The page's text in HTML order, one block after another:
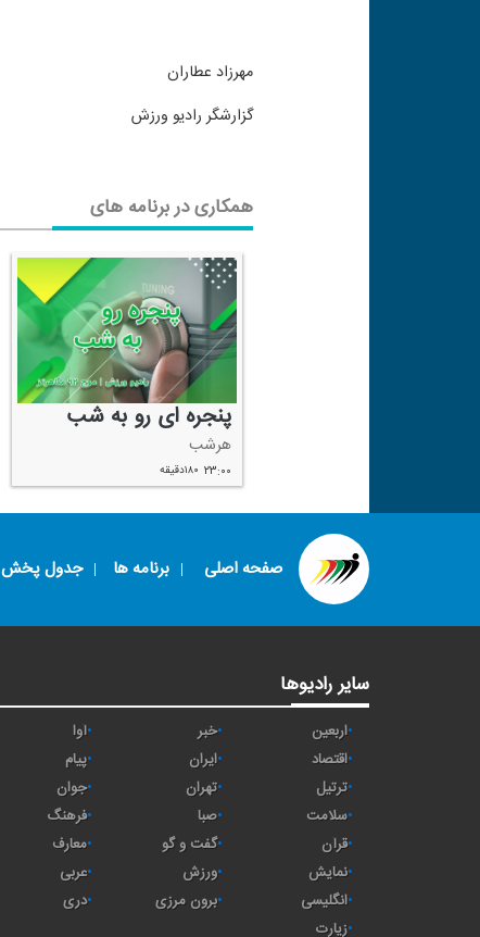
مهرزاد عطاران
گزارشگر رادیو ورزش
همکاری در برنامه های
پنجره ای رو به شب
هرشب
۲۳:۰۰ ۱۸۰دقیقه
صفحه اصلی برنامه ها جدول پخش
سایر رادیوها
اربعین خبر
آوا
اقتصاد
ايران
پیام
ترتیل
تهران
جوان
سلامت
صبا
فرهنگ
قرآن
گفت و گو
معارف
نمایش
ورزش
عربی
انگلیسی
برون مرزی
دری
زیارت